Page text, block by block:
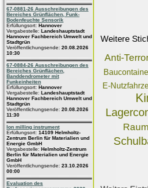
67-0881-26 Ausschreibungen des
Bereiches Grünflächen, Funk-
Bodenfeuchte Sensorik
Erfüllungsort: Hannover
Vergabestelle: Landeshauptstadt
Hannover Fachbereich Umwelt und
Stadtgrün
Veröffentlichungsende: 20.08.2026
10:30
67-0884-26 Ausschreibungen des
Bereiches Grünflächen,
Banddendrometer mit
Funkeinheiten
Erfüllungsort: Hannover
Vergabestelle: Landeshauptstadt
Hannover Fachbereich Umwelt und
Stadtgrün
Veröffentlichungsende: 20.08.2026
11:30
Ion milling instrument
Erfüllungsort: 14109 Helmholtz-
Zentrum Berlin für Materialien und
Energie GmbH
Vergabestelle: Helmholtz-Zentrum
Berlin für Materialien und Energie
GmbH
Veröffentlichungsende: 23.10.2026
00:00
Evaluation des
Weitere
Anti-
E-